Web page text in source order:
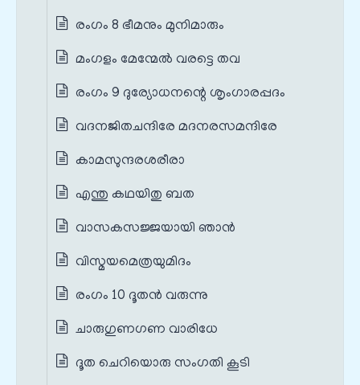
രംഗം 8 ഭീമനും മുനിമാരും
മംഗളം മേന്മേൽ വരട്ടെ തവ
രംഗം 9 ദുര്യോധനന്റെ ശൃംഗാരപ്പദം
വദനജിതചന്ദിരേ മദനരസമന്ദിരേ
കാമസുന്ദരശരീരാ
എന്തു കഥയിതു ബത
വാസകസജ്ജയായി ഞാൻ
വിസ്മയമെത്രയുമിദം
രംഗം 10 ദൂതൻ വരുന്നു
ചാരുഗുണഗണ വാരിധേ
ദൂത ചെറിയൊരു സംഗതി കൂടി